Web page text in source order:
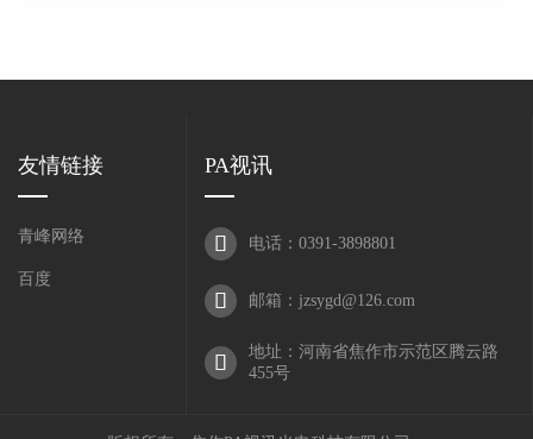
友情链接
青峰网络
百度
PA视讯
 电话：0391-3898801
 邮箱：jzsygd@126.com

地址：河南省焦作市示范区腾云路
455号